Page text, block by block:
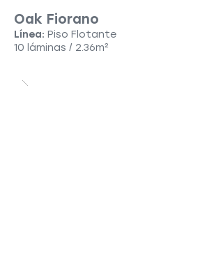
Oak Fiorano
Línea: Piso Flotante
10 láminas / 2.36m²